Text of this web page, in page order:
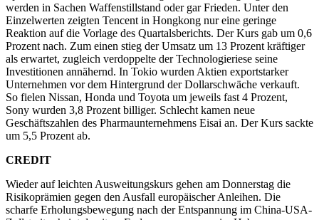
werden in Sachen Waffenstillstand oder gar Frieden. Unter den
Einzelwerten zeigten Tencent in Hongkong nur eine geringe
Reaktion auf die Vorlage des Quartalsberichts. Der Kurs gab um 0,6
Prozent nach. Zum einen stieg der Umsatz um 13 Prozent kräftiger
als erwartet, zugleich verdoppelte der Technologieriese seine
Investitionen annähernd. In Tokio wurden Aktien exportstarker
Unternehmen vor dem Hintergrund der Dollarschwäche verkauft.
So fielen Nissan, Honda und Toyota um jeweils fast 4 Prozent,
Sony wurden 3,8 Prozent billiger. Schlecht kamen neue
Geschäftszahlen des Pharmaunternehmens Eisai an. Der Kurs sackte
um 5,5 Prozent ab.
CREDIT
Wieder auf leichten Ausweitungskurs gehen am Donnerstag die
Risikoprämien gegen den Ausfall europäischer Anleihen. Die
scharfe Erholungsbewegung nach der Entspannung im China-USA-